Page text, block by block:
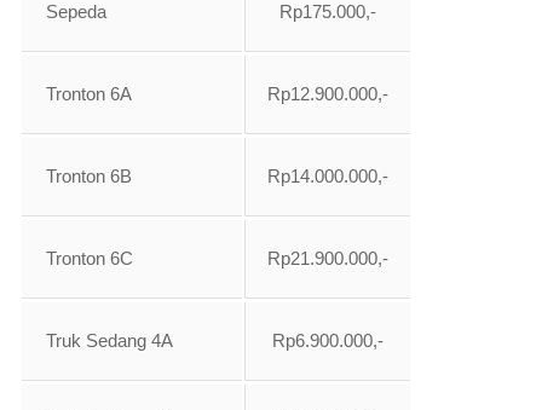
Sepeda Rp175.000,-
Tronton 6A Rp12.900.000,-
Tronton 6B Rp14.000.000,-
Tronton 6C Rp21.900.000,-
Truk Sedang 4A Rp6.900.000,-